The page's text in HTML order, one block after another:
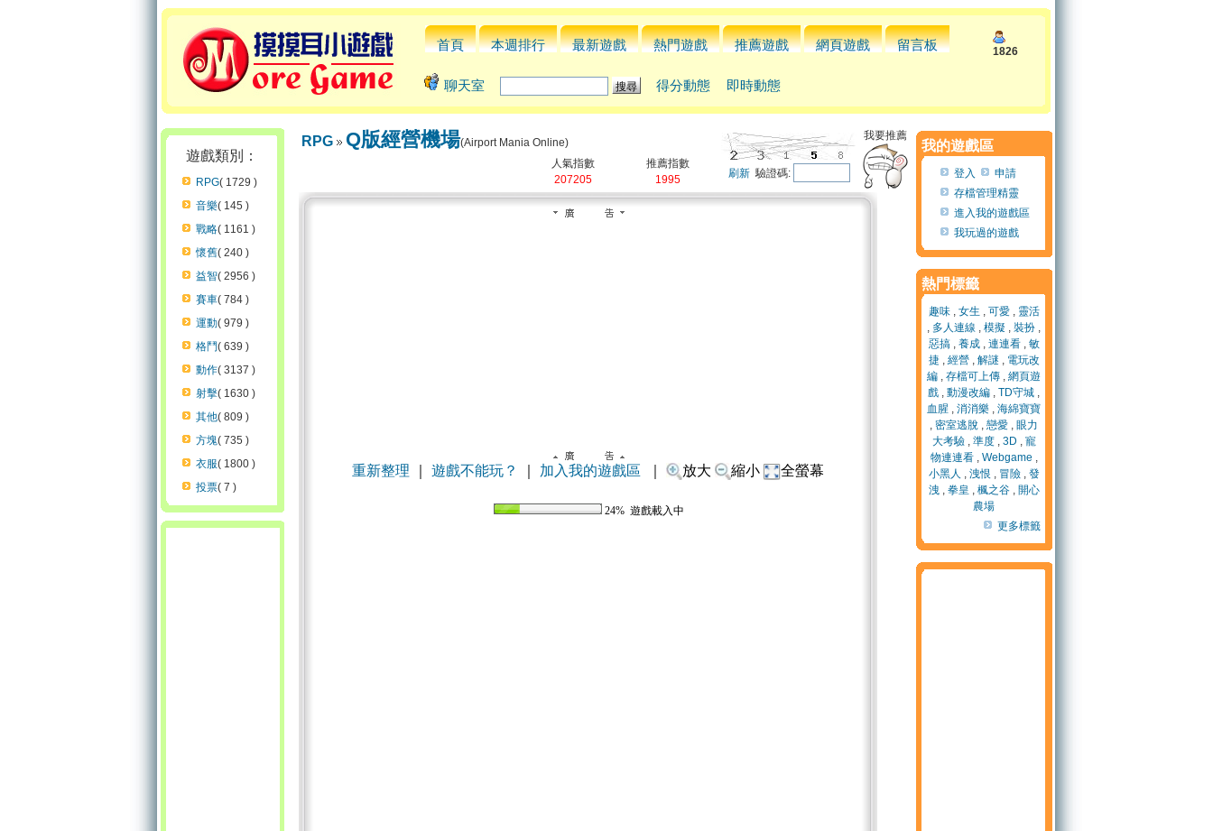
首頁 本週排行 最新遊戲 熱門遊戲 推薦遊戲 網頁遊戲 留言板 1826
聊天室 得分動態 即時動態
遊戲類別：
RPG( 1729 )
音樂( 145 )
戰略( 1161 )
懷舊( 240 )
益智( 2956 )
賽車( 784 )
運動( 979 )
格鬥( 639 )
動作( 3137 )
射擊( 1630 )
其他( 809 )
方塊( 735 )
衣服( 1800 )
投票( 7 )
RPG Q版經營機場(Airport Mania Online)
人氣指數
207205
推薦指數
1995
刷新驗證碼:
我要推薦
重新整理 遊戲不能玩？ 加入我的遊戲區 放大 縮小 全螢幕
我的遊戲區
登入
申請
存檔管理精靈
進入我的遊戲區
我玩過的遊戲
熱門標籤
趣味, 女生 , 可愛, 靈活
, 多人連線 , 模擬 , 裝扮 ,
惡搞, 養成, 連連看, 敏
捷, 經營, 解謎 , 電玩改
編 , 存檔可上傳 , 網頁遊
戲 , 動漫改編 , TD守城 ,
血腥 , 消消樂 , 海綿寶寶
, 密室逃脫 , 戀愛 , 眼力
大考驗, 準度, 3D , 寵
物連連看, Webgame ,
小黑人 , 洩恨 , 冒險, 發
洩, 拳皇 , 楓之谷, 開心
農場
更多標籤